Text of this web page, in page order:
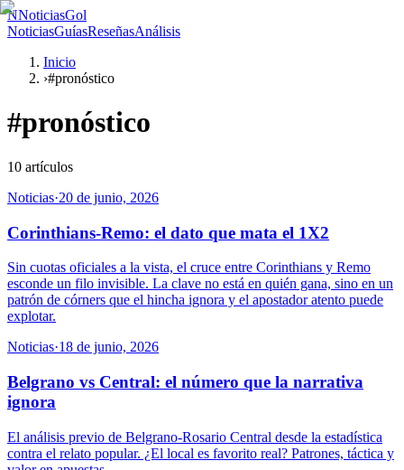
NNoticiasGol
NoticiasGuíasReseñasAnálisis
Inicio
›#pronóstico
#pronóstico
10 artículos
Noticias·20 de junio, 2026
Corinthians-Remo: el dato que mata el 1X2
Sin cuotas oficiales a la vista, el cruce entre Corinthians y Remo
esconde un filo invisible. La clave no está en quién gana, sino en un
patrón de córners que el hincha ignora y el apostador atento puede
explotar.
Noticias·18 de junio, 2026
Belgrano vs Central: el número que la narrativa
ignora
El análisis previo de Belgrano-Rosario Central desde la estadística
contra el relato popular. ¿El local es favorito real? Patrones, táctica y